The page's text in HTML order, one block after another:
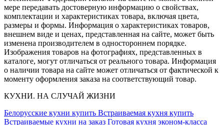
мере передавать достоверную информацию о свойствах,
комплектации и характеристиках товара, включая цвета,
размеры и формы. Информация о характеристиках товаров,
внешнем виде и ценах, представленная на сайте, может быть
изменена производителем в одностороннем порядке.
Изображения товаров на фотографиях, представленных в
каталоге, могут отличаться от реального товара. Информация
о наличии товара на сайте может отличаться от фактической к
моменту оформления заказа на соответствующий товар.
КУХНИ. НА СЛУЧАЙ ЖИЗНИ
Белорусские кухни купить Встраиваемая кухня купить
Встраиваемые кухни на заказ Готовая кухня эконом-класса